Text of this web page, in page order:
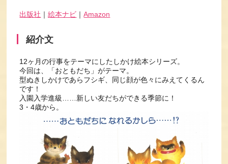
出版社 ｜絵本ナビ ｜Amazon
紹介文
12ヶ月の行事をテーマにしたしかけ絵本シリーズ。
今回は、「おともだち」がテーマ。
型ぬきしかけであらフシギ、同じ顔が色々にみえてくるん
です！
入園入学進級……新しい友だちができる季節に！
3・4歳から。